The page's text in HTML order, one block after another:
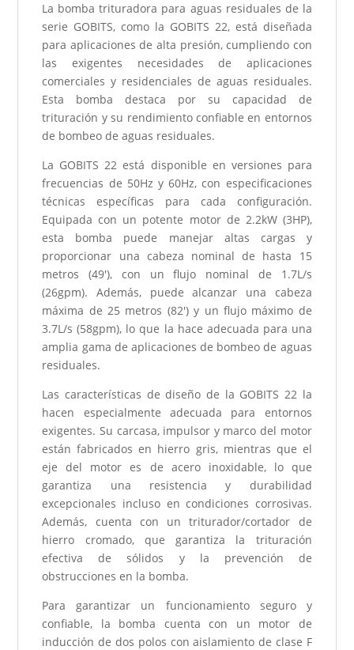
La bomba trituradora para aguas residuales de la
serie GOBITS, como la GOBITS 22, está diseñada
para aplicaciones de alta presión, cumpliendo con
las exigentes necesidades de aplicaciones
comerciales y residenciales de aguas residuales.
Esta bomba destaca por su capacidad de
trituración y su rendimiento confiable en entornos
de bombeo de aguas residuales.
La GOBITS 22 está disponible en versiones para
frecuencias de 50Hz y 60Hz, con especificaciones
técnicas específicas para cada configuración.
Equipada con un potente motor de 2.2kW (3HP),
esta bomba puede manejar altas cargas y
proporcionar una cabeza nominal de hasta 15
metros (49'), con un flujo nominal de 1.7L/s
(26gpm). Además, puede alcanzar una cabeza
máxima de 25 metros (82') y un flujo máximo de
3.7L/s (58gpm), lo que la hace adecuada para una
amplia gama de aplicaciones de bombeo de aguas
residuales.
Las características de diseño de la GOBITS 22 la
hacen especialmente adecuada para entornos
exigentes. Su carcasa, impulsor y marco del motor
están fabricados en hierro gris, mientras que el
eje del motor es de acero inoxidable, lo que
garantiza una resistencia y durabilidad
excepcionales incluso en condiciones corrosivas.
Además, cuenta con un triturador/cortador de
hierro cromado, que garantiza la trituración
efectiva de sólidos y la prevención de
obstrucciones en la bomba.
Para garantizar un funcionamiento seguro y
confiable, la bomba cuenta con un motor de
inducción de dos polos con aislamiento de clase F